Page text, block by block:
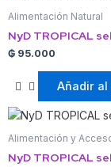
Alimentación Natural
NyD TROPICAL
₲ 95.000
Añadir
Alimentación y
NyD TROPICAL